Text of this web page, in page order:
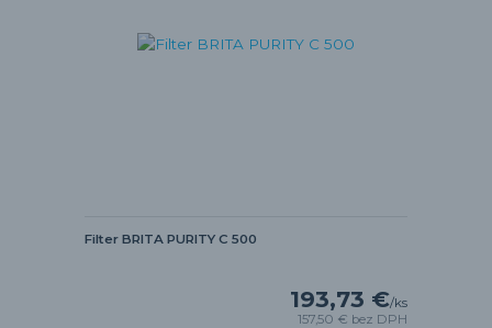
Filter BRITA PURITY C 500
193,73 €/ks
157,50 € bez DPH